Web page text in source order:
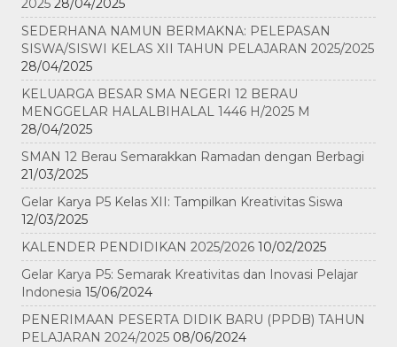
2025 28/04/2025
SEDERHANA NAMUN BERMAKNA: PELEPASAN
SISWA/SISWI KELAS XII TAHUN PELAJARAN 2025/2025
28/04/2025
KELUARGA BESAR SMA NEGERI 12 BERAU
MENGGELAR HALALBIHALAL 1446 H/2025 M
28/04/2025
SMAN 12 Berau Semarakkan Ramadan dengan Berbagi
21/03/2025
Gelar Karya P5 Kelas XII: Tampilkan Kreativitas Siswa
12/03/2025
KALENDER PENDIDIKAN 2025/2026 10/02/2025
Gelar Karya P5: Semarak Kreativitas dan Inovasi Pelajar
Indonesia 15/06/2024
PENERIMAAN PESERTA DIDIK BARU (PPDB) TAHUN
PELAJARAN 2024/2025 08/06/2024